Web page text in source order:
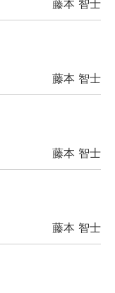
藤本 智士
藤本 智士
藤本 智士
藤本 智士